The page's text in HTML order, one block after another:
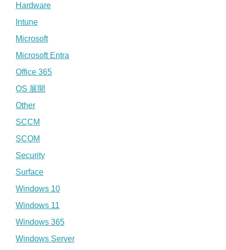
Hardware
Intune
Microsoft
Microsoft Entra
Office 365
OS 展開
Other
SCCM
SCOM
Security
Surface
Windows 10
Windows 11
Windows 365
Windows Server